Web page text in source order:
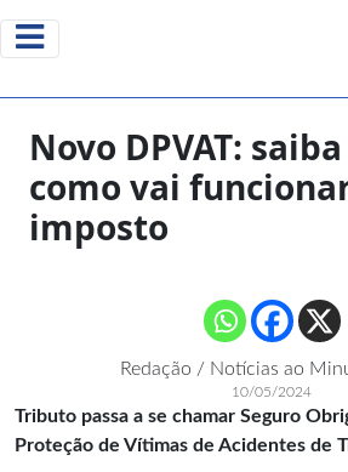
Novo DPVAT:
como vai
imposto
Redação / Notícias ao
10/05/2024
Tributo passa a se chamar Seguro
Proteção de Vítimas de Acidentes de